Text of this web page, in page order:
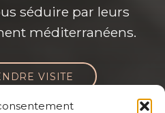
séduire par leurs
méditerranéens.
VISITE